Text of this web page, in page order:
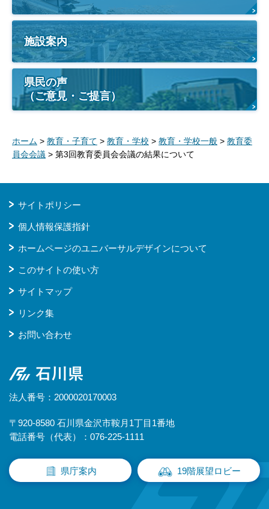
施設案内
県民の声
（ご意見・ご提言）
ホーム > 教育・子育て > 教育・学校 > 教育・学校一般 > 教育委
員会会議 > 第3回教育委員会会議の結果について
サイトポリシー
個人情報保護指針
ホームページのユニバーサルデザインについて
このサイトの使い方
サイトマップ
リンク集
お問い合わせ
石川県
法人番号：2000020170003
〒920-8580 石川県金沢市鞍月1丁目1番地
電話番号（代表）：076-225-1111
県庁案内 19階展望ロビー